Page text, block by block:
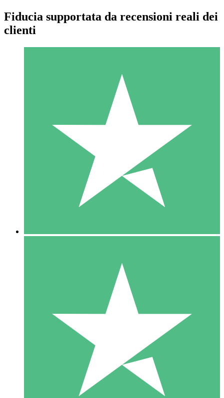
Pacchetti di Crediti Individuali
Paga a consumo con crediti di download. Nessun impegno
1 Download
10
US$1500
10 Download
20
Fiducia supportata da recensioni reali dei
clienti